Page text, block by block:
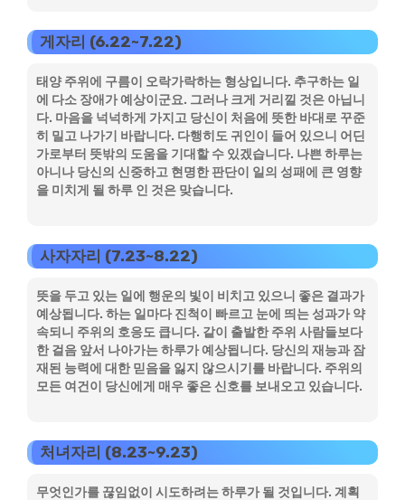
게자리 (6.22~7.22)
태양 주위에 구름이 오락가락하는 형상입니다. 추구하는 일
에 다소 장애가 예상이군요. 그러나 크게 거리낄 것은 아닙니
다. 마음을 넉넉하게 가지고 당신이 처음에 뜻한 바대로 꾸준
히 밀고 나가기 바랍니다. 다행히도 귀인이 들어 있으니 어딘
가로부터 뜻밖의 도움을 기대할 수 있겠습니다. 나쁜 하루는
아니나 당신의 신중하고 현명한 판단이 일의 성패에 큰 영향
을 미치게 될 하루 인 것은 맞습니다.
사자자리 (7.23~8.22)
뜻을 두고 있는 일에 행운의 빛이 비치고 있으니 좋은 결과가
예상됩니다. 하는 일마다 진척이 빠르고 눈에 띄는 성과가 약
속되니 주위의 호응도 큽니다. 같이 출발한 주위 사람들보다
한 걸음 앞서 나아가는 하루가 예상됩니다. 당신의 재능과 잠
재된 능력에 대한 믿음을 잃지 않으시기를 바랍니다. 주위의
모든 여건이 당신에게 매우 좋은 신호를 보내오고 있습니다.
처녀자리 (8.23~9.23)
무엇인가를 끊임없이 시도하려는 하루가 될 것입니다. 계획